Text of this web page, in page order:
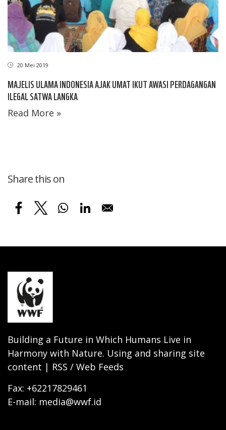
20 Mei 2019
MAJELIS ULAMA INDONESIA AJAK UMAT IKUT AWASI PERDAGANGAN
ILEGAL SATWA LANGKA
Read More »
Share this on
Building a Future in Which Humans Live in
Harmony with Nature. Using and sharing site
content | RSS / Web Feeds
Fax: +62217829461
E-mail: media@wwf.id